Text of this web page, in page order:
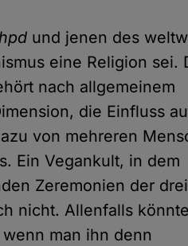
und jenen des
eine Religion sei.
nach allgemeinem
die Einfluss
von mehreren
Ein Vegankult, in dem
Zeremonien der
nicht. Allenfalls
man ihn denn